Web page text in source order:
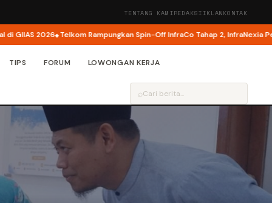
TENTANG KAMIREDAKSIIKLANKONTAK
2026 Telkom Rampungkan Spin-Off InfraCo Tahap 2, InfraNexia Perkuat
TIPS FORUM LOWONGAN KERJA
⌕